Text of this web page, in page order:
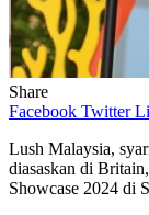
Share
Facebook Twitter
Lush Malaysia,
diasaskan di
Showcase 2024 di